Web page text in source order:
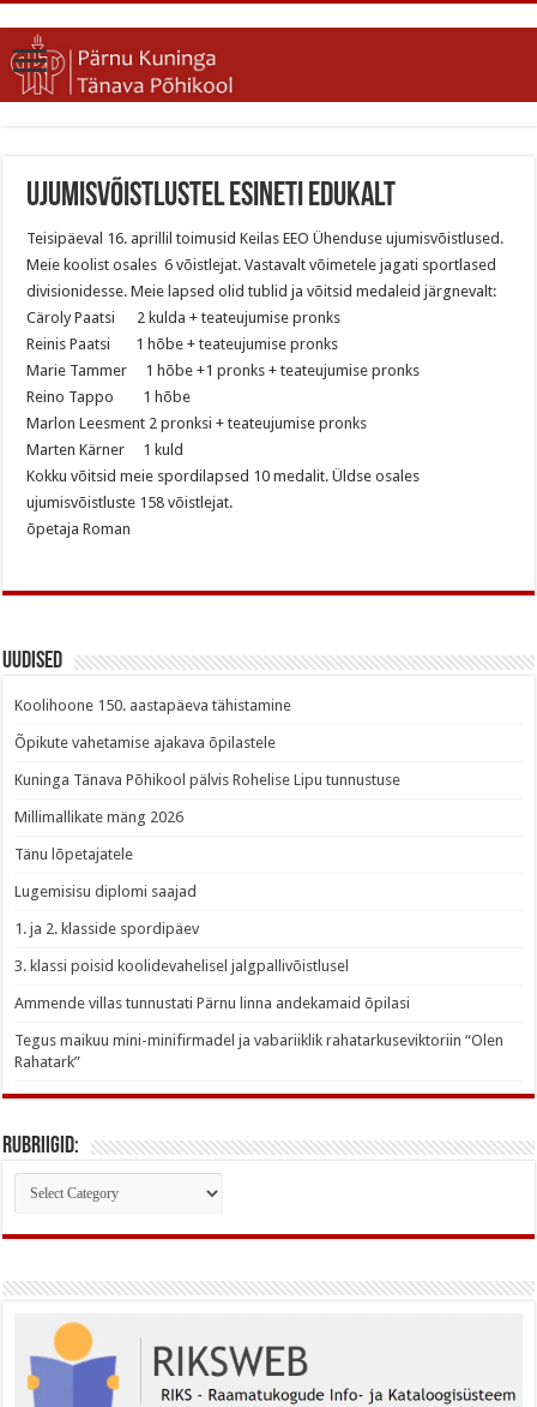
Ujumisvõistlustel esineti edukalt
Teisipäeval 16. aprillil toimusid Keilas EEO Ühenduse ujumisvõistlused.
Meie koolist osales 6 võistlejat. Vastavalt võimetele jagati sportlased
divisionidesse. Meie lapsed olid tublid ja võitsid medaleid järgnevalt:
Cäroly Paatsi 2 kulda + teateujumise pronks
Reinis Paatsi 1 hõbe + teateujumise pronks
Marie Tammer 1 hõbe +1 pronks + teateujumise pronks
Reino Tappo 1 hõbe
Marlon Leesment 2 pronksi + teateujumise pronks
Marten Kärner 1 kuld
Kokku võitsid meie spordilapsed 10 medalit. Üldse osales
ujumisvõistluste 158 võistlejat.
õpetaja Roman
Uudised
Koolihoone 150. aastapäeva tähistamine
Õpikute vahetamise ajakava õpilastele
Kuninga Tänava Põhikool pälvis Rohelise Lipu tunnustuse
Millimallikate mäng 2026
Tänu lõpetajatele
Lugemisisu diplomi saajad
1. ja 2. klasside spordipäev
3. klassi poisid koolidevahelisel jalgpallivõistlusel
Ammende villas tunnustati Pärnu linna andekamaid õpilasi
Tegus maikuu mini-minifirmadel ja vabariiklik rahatarkuseviktoriin “Olen
Rahatark”
Rubriigid:
Rubriigid: